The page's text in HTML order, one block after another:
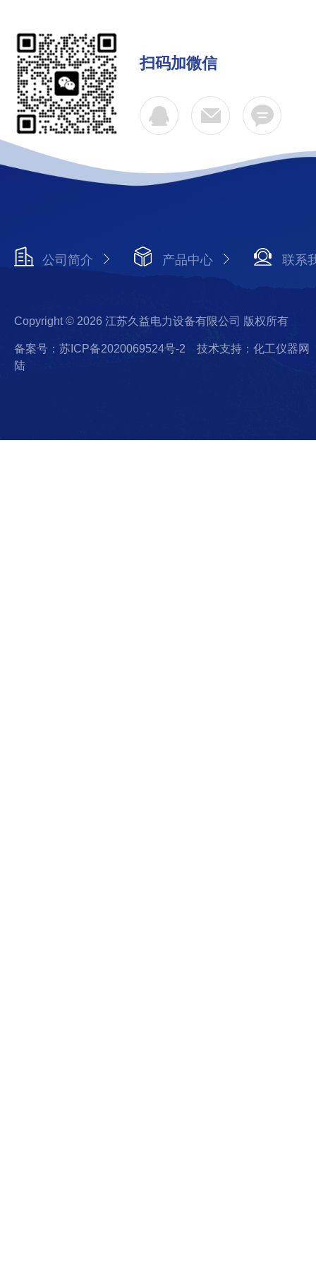
扫码加微信
公司简介 产品中心 联系
Copyright © 2026 江苏久益电力设备有限公司 版权所有
备案号：苏ICP备2020069524号-2
技术支持：化工仪器网
陆